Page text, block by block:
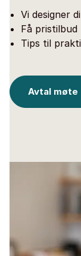
Vi designer
Få pristilbud
Tips til
Avtal møte